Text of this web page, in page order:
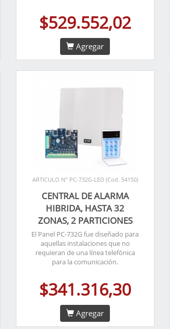
$529.552,02
Agregar
ARTICULO N° PC-732G-LED (Cod. 54150)
CENTRAL DE ALARMA
HIBRIDA, HASTA 32
ZONAS, 2 PARTICIONES
El Panel PC-732G fue diseñado para
aquellas instalaciones que no
requieran de una línea telefónica
para la comunicación.
$341.316,30
Agregar